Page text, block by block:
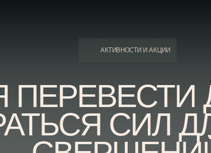
СИЛ ДЛЯ
СВЕРШЕНИЙ